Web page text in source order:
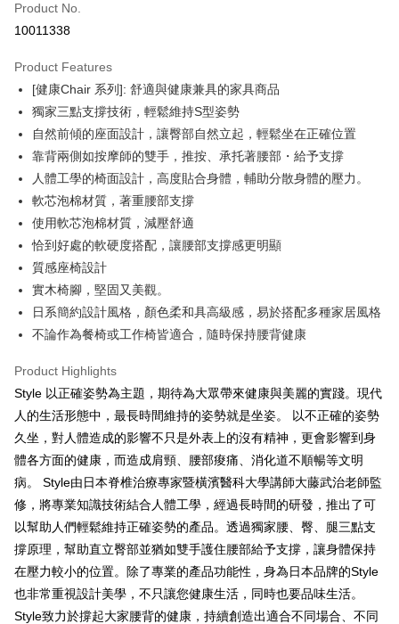
Hua Nan Commercial Bank
The Shanghai Commercial &
Cathay United Bank
Bank
Taiwan Business Bank
Taichung Commercial Bank
HSBC Bank (Taiwan) Limited
Hwatai Bank
Yuanta Commercial Bank
Bank SinoPac
E.SUN Commercial Bank
DBS Bank
Taishin International Bank
Taiwan Rakuten Card, Inc.
The Shanghai Commercial &
Cathay United Bank
Mega International Commercial
Bank
Taiwan Business Bank
Taichung Commercial Bank
HSBC Bank (Taiwan) Limited
Hwatai Bank
Union Bank of Taiwan
Far Eastern International Bank
E.SUN Commercial Bank
Taishin International Bank
Taiwan Rakuten Card, Inc.
即享券
LINE Pay
Apple Pay
JKOPAY
Google Pay
ATM Transfer
Shipping Method
宅配
NT$100/order | Free shipping on orders of NT$999 or more
Product No.
10011338
Product Features
[健康Chair 系列]: 舒適與健康兼具的家具商品
獨家三點支撐技術，輕鬆維持S型姿勢
自然前傾的座面設計，讓臀部自然立起，輕鬆坐在正確位置
靠背兩側如按摩師的雙手，推按、承托著腰部・給予支撐
人體工學的椅面設計，高度貼合身體，輔助分散身體的壓力。
軟芯泡棉材質，著重腰部支撐
使用軟芯泡棉材質，減壓舒適
恰到好處的軟硬度搭配，讓腰部支撐感更明顯
質感座椅設計
實木椅腳，堅固又美觀。
日系簡約設計風格，顏色柔和具高級感，易於搭配多種家居風格
不論作為餐椅或工作椅皆適合，隨時保持腰背健康
Product Highlights
Style 以正確姿勢為主題，期待為大眾帶來健康與美麗的實踐。現代
人的生活形態中，最長時間維持的姿勢就是坐姿。 以不正確的姿勢
久坐，對人體造成的影響不只是外表上的沒有精神，更會影響到身
體各方面的健康，而造成肩頸、腰部痠痛、消化道不順暢等文明
病。 Style由日本脊椎治療專家暨橫濱醫科大學講師大藤武治老師監
修，將專業知識技術結合人體工學，經過長時間的研發，推出了可
以幫助人們輕鬆維持正確姿勢的產品。透過獨家腰、臀、腿三點支
撐原理，幫助直立臀部並猶如雙手護住腰部給予支撐，讓身體保持
在壓力較小的位置。除了專業的產品功能性，身為日本品牌的Style
也非常重視設計美學，不只讓您健康生活，同時也要品味生活。
Style致力於撐起大家腰背的健康，持續創造出適合不同場合、不同